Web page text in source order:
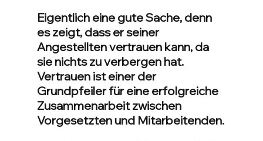
Eigentlich eine gute Sache, denn
es zeigt, dass er seiner
Angestellten vertrauen kann, da
sie nichts zu verbergen hat.
Vertrauen ist einer der
Grundpfeiler für eine erfolgreiche
Zusammenarbeit zwischen
Vorgesetzten und Mitarbeitenden.